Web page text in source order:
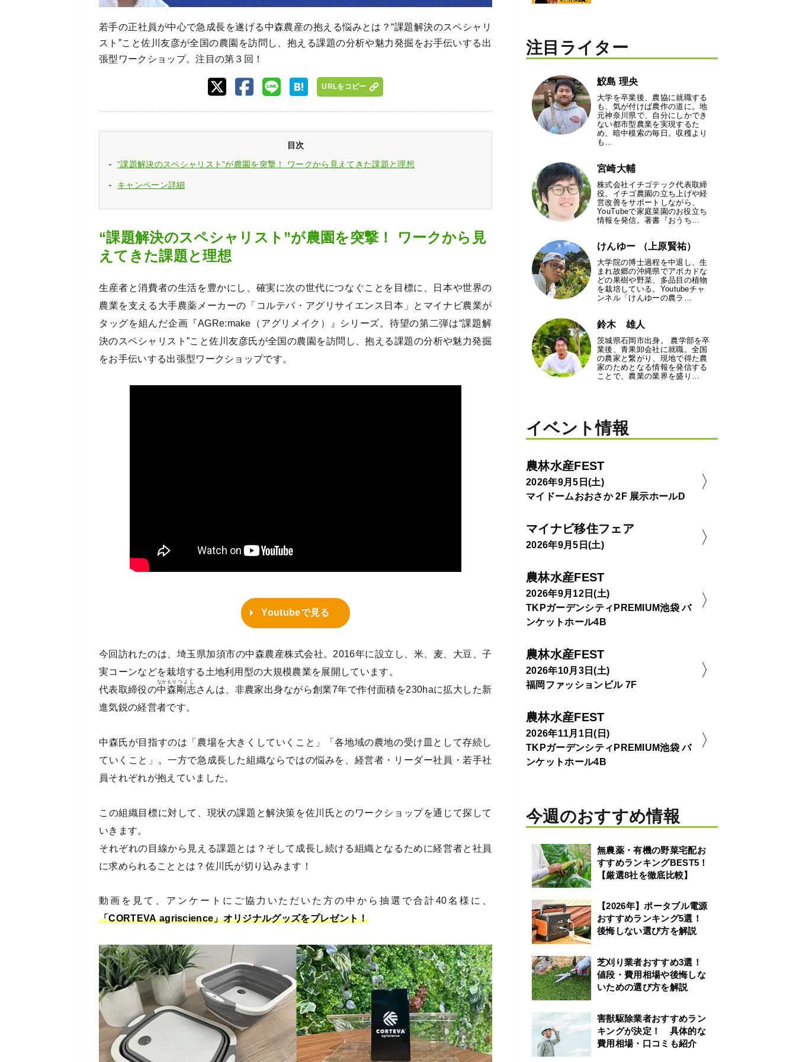
若手の正社員が中心で急成長を遂げる中森農産の抱える悩みとは？“課題解決のスペシャリ
スト”こと佐川友彦が全国の農園を訪問し、抱える課題の分析や魅力発掘をお手伝いする出
張型ワークショップ。注目の第３回！
URLをコピー
目次
“課題解決のスペシャリスト”が農園を突撃！ ワークから見えてきた課題と理想
キャンペーン詳細
“課題解決のスペシャリスト”が農園を突撃！ ワークから見
えてきた課題と理想
生産者と消費者の生活を豊かにし、確実に次の世代につなぐことを目標に、日本や世界の
農業を支える大手農薬メーカーの「コルテバ・アグリサイエンス日本」とマイナビ農業が
タッグを組んだ企画『AGRe:make（アグリメイク）』シリーズ。待望の第二弾は“課題解
決のスペシャリスト”こと佐川友彦氏が全国の農園を訪問し、抱える課題の分析や魅力発掘
をお手伝いする出張型ワークショップです。
Youtubeで見る
今回訪れたのは、埼玉県加須市の中森農産株式会社。2016年に設立し、米、麦、大豆、子
実コーンなどを栽培する土地利用型の大規模農業を展開しています。
代表取締役の中森
なかもり
剛志
つよし
さんは、非農家出身ながら創業7年で作付面積を230haに拡大した新
進気鋭の経営者です。
中森氏が目指すのは「農場を大きくしていくこと」「各地域の農地の受け皿として存続し
ていくこと」。一方で急成長した組織ならではの悩みを、経営者・リーダー社員・若手社
員それぞれが抱えていました。
この組織目標に対して、現状の課題と解決策を佐川氏とのワークショップを通じて探して
いきます。
それぞれの目線から見える課題とは？そして成長し続ける組織となるために経営者と社員
に求められることとは？佐川氏が切り込みます！
動画を見て、アンケートにご協力いただいた方の中から抽選で合計40名様に、
「CORTEVA agriscience」オリジナルグッズをプレゼント！
注目ライター
鮫島 理央
大学を卒業後、農協に就職する
も、気が付けば農作の道に。地
元神奈川県で、自分にしかでき
ない都市型農業を実現するた
め、暗中模索の毎日。収穫より
も…
宮崎大輔
株式会社イチゴテック代表取締
役。イチゴ農園の立ち上げや経
営改善をサポートしながら、
YouTubeで家庭菜園のお役立ち
情報を発信。著書『おうち…
けんゆー （上原賢祐）
大学院の博士過程を中退し、生
まれ故郷の沖縄県でアボカドな
どの果樹や野菜、多品目の植物
を栽培している。Youtubeチャ
ンネル「けんゆーの農ラ…
鈴木 雄人
茨城県石岡市出身。 農学部を卒
業後、青果卸会社に就職。全国
の農家と繋がり、現地で得た農
家のためとなる情報を発信する
ことで、農業の業界を盛り…
イベント情報
農林水産FEST
2026年9月5日(土)
マイドームおおさか 2F 展示ホールD
マイナビ移住フェア
2026年9月5日(土)
農林水産FEST
2026年9月12日(土)
TKPガーデンシティPREMIUM池袋 バ
ンケットホール4B
農林水産FEST
2026年10月3日(土)
福岡ファッションビル 7F
農林水産FEST
2026年11月1日(日)
TKPガーデンシティPREMIUM池袋 バ
ンケットホール4B
今週のおすすめ情報
無農薬・有機の野菜宅配お
すすめランキングBEST5！
【厳選8社を徹底比較】
【2026年】ポータブル電源
おすすめランキング5選！
後悔しない選び方を解説
芝刈り業者おすすめ3選！
値段・費用相場や後悔しな
いための選び方を解説
害獣駆除業者おすすめラン
キングが決定！ 具体的な
費用相場・口コミも紹介